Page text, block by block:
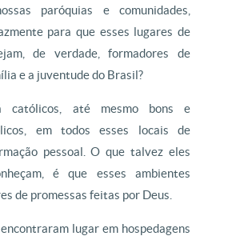
paróquias e comunidades,
para que esses lugares de
de verdade, formadores de
e a juventude do Brasil?
católicos, até mesmo bons e
em todos esses locais de
pessoal. O que talvez eles
é que esses ambientes
de promessas feitas por Deus.
lugar em hospedagens